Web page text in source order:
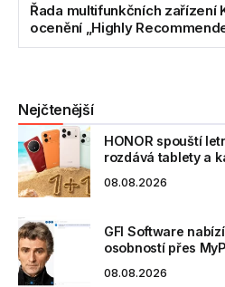
Řada multifunkčních zařízení
ocenění „Highly
Nejčtenější
HONOR spouští
rozdává tablety a
08.08.2026
GFI Software
osobností přes
08.08.2026